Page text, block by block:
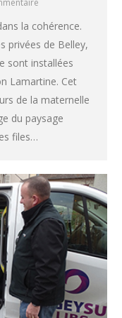
la cohérence.
privées de Belley,
sont installées
Lamartine. Cet
de la maternelle
du paysage
files…